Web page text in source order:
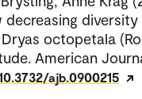
decreasing
octopetala
American
ajb.0900215